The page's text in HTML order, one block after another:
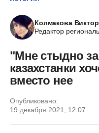
Колмакова
Редактор
"Мне стыдно
казахстанки
вместо нее
Опубликовано:
19 декабря 2021, 12:07